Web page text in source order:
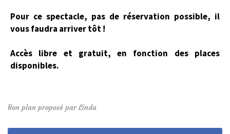
Pour ce spectacle, pas de réservation possible, il
vous faudra arriver tôt !
Accès libre et gratuit, en fonction des places
disponibles.
Bon plan proposé par Linda